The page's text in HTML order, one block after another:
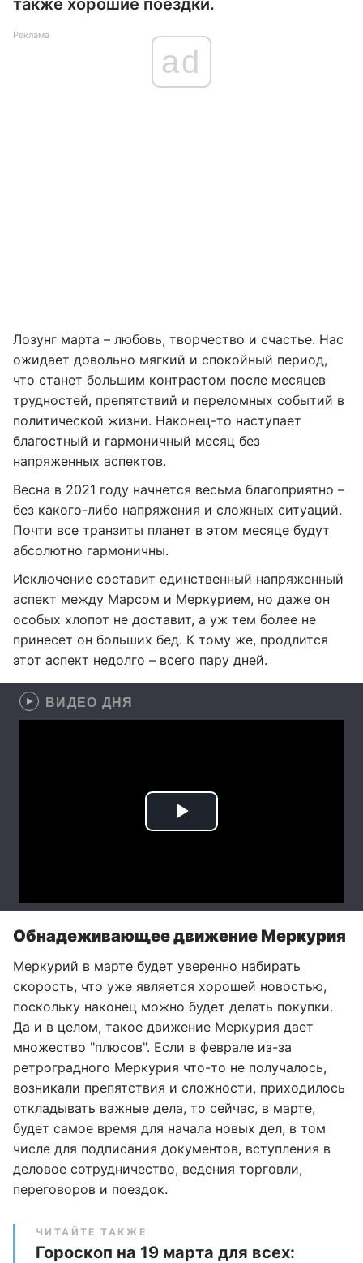
также хорошие поездки.
Реклама
ad
Лозунг марта – любовь, творчество и счастье. Нас
ожидает довольно мягкий и спокойный период,
что станет большим контрастом после месяцев
трудностей, препятствий и переломных событий в
политической жизни. Наконец-то наступает
благостный и гармоничный месяц без
напряженных аспектов.
Весна в 2021 году начнется весьма благоприятно –
без какого-либо напряжения и сложных ситуаций.
Почти все транзиты планет в этом месяце будут
абсолютно гармоничны.
Исключение составит единственный напряженный
аспект между Марсом и Меркурием, но даже он
особых хлопот не доставит, а уж тем более не
принесет он больших бед. К тому же, продлится
этот аспект недолго – всего пару дней.
ВИДЕО ДНЯ
Обнадеживающее движение Меркурия
Меркурий в марте будет уверенно набирать
скорость, что уже является хорошей новостью,
поскольку наконец можно будет делать покупки.
Да и в целом, такое движение Меркурия дает
множество "плюсов". Если в феврале из-за
ретроградного Меркурия что-то не получалось,
возникали препятствия и сложности, приходилось
откладывать важные дела, то сейчас, в марте,
будет самое время для начала новых дел, в том
числе для подписания документов, вступления в
деловое сотрудничество, ведения торговли,
переговоров и поездок.
ЧИТАЙТЕ ТАКЖЕ
Гороскоп на 19 марта для всех: